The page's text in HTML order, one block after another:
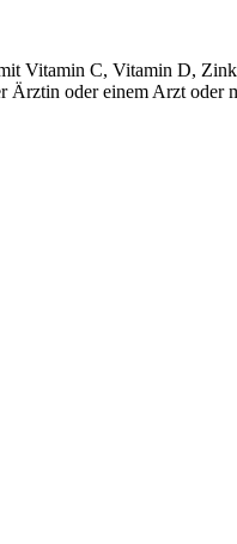
Vitamin C, Vitamin D,
oder einem Arzt oder